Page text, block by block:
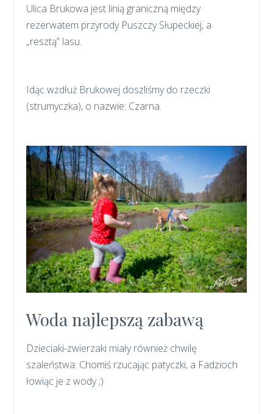
Ulica Brukowa jest linią graniczną między
rezerwatem przyrody Puszczy Słupeckiej, a
„resztą” lasu.
Idąc wzdłuż Brukowej doszliśmy do rzeczki
(strumyczka), o nazwie: Czarna.
Woda najlepszą zabawą
Dzieciaki-zwierzaki miały również chwilę
szaleństwa: Chomiś rzucając patyczki, a Fadzioch
łowiąc je z wody ;)